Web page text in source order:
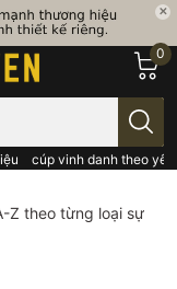
cúp vinh danh theo
0
Z theo từng loại sự